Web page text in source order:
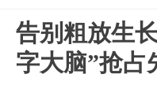
告别粗放生
字大脑”抢占